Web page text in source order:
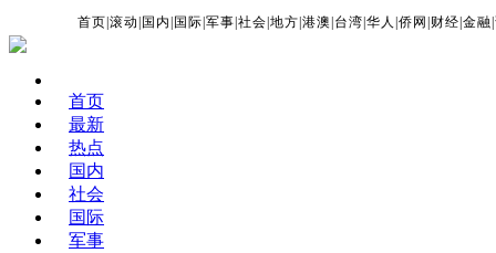
首页 |滚动 国内 国际 |军事 |社会 |地方 |港澳 台湾 |华人 |侨网 财经 |金融 |
首页
最新
热点
国内
社会
国际
军事